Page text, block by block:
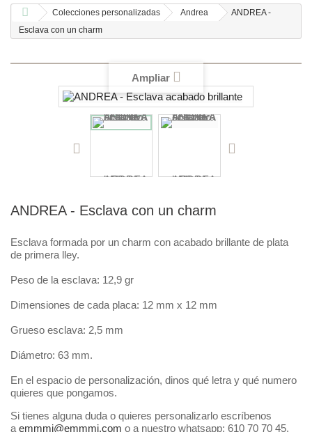
Colecciones personalizadas Andrea
ANDREA -
Esclava con un charm
Ampliar
ANDREA - Esclava con un charm
Esclava formada por un charm con acabado brillante de plata
de primera lley.
Peso de la esclava: 12,9 gr
Dimensiones de cada placa: 12 mm x 12 mm
Grueso esclava: 2,5 mm
Diámetro: 63 mm.
En el espacio de personalización, dinos qué letra y qué numero
quieres que pongamos.
Si tienes alguna duda o quieres personalizarlo escríbenos
a emmmi@emmmi.com o a nuestro whatsapp: 610 70 70 45.